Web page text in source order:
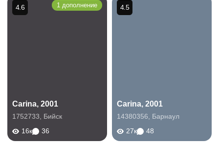
Carina, 2001
1752733
Бийск
16к
36
4.6 1 дополнение
Carina, 2001
14380356
Барнаул
27к
48
4.5